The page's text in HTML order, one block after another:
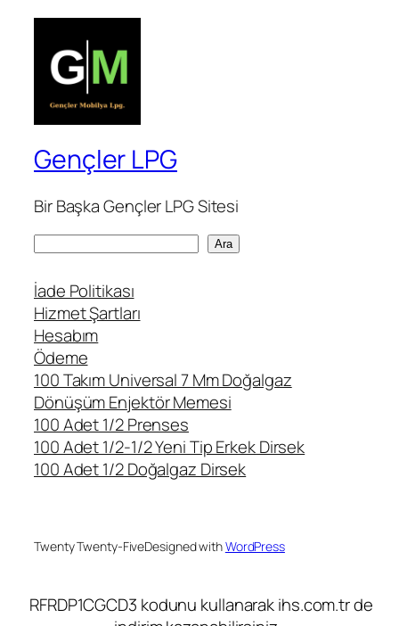
Gençler LPG
Bir Başka Gençler LPG Sitesi
a
Ara
İade Politikası
Hizmet Şartları
Hesabım
Ödeme
100 Takım Universal 7 Mm Doğalgaz
Dönüşüm Enjektör Memesi
100 Adet 1/2 Prenses
100 Adet 1/2-1/2 Yeni Tip Erkek Dirsek
100 Adet 1/2 Doğalgaz Dirsek
Twenty Twenty-FiveDesigned withWordPress
RFRDP1CGCD3 kodunu kullanarak ihs.com.tr de